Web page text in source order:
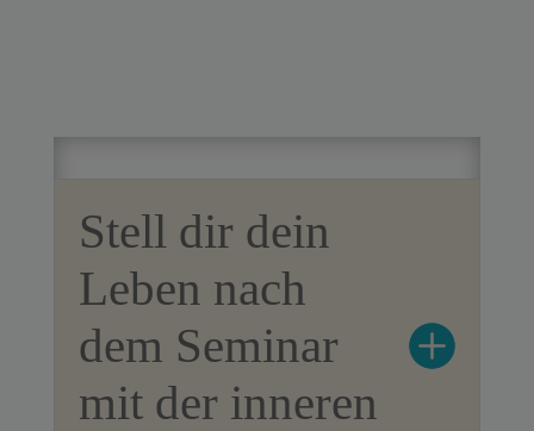
Stell dir dein
Leben nach
dem Seminar
mit der inneren